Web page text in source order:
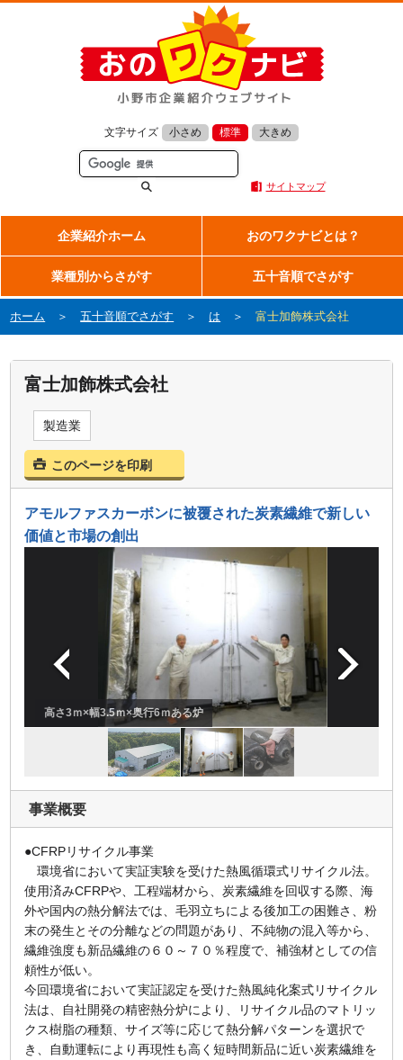
文字サイズ 小さめ 標準 大きめ
サイトマップ
企業紹介ホーム おのワクナビとは？
業種別からさがす 五十音順でさがす
ホーム ＞五十音順でさがす ＞ は ＞富士加飾株式会社
富士加飾株式会社
製造業
このページを印刷
アモルファスカーボンに被覆された炭素繊維で新しい
価値と市場の創出
高さ3ｍ×幅3.5ｍ×奥行6ｍある炉
事業概要
●CFRPリサイクル事業
環境省において実証実験を受けた熱風循環式リサイクル法。
使用済みCFRPや、工程端材から、炭素繊維を回収する際、海
外や国内の熱分解法では、毛羽立ちによる後加工の困難さ、粉
末の発生とその分離などの問題があり、不純物の混入等から、
繊維強度も新品繊維の６０～７０％程度で、補強材としての信
頼性が低い。
今回環境省において実証認定を受けた熱風純化案式リサイクル
法は、自社開発の精密熱分炉により、リサイクル品のマトリッ
クス樹脂の種類、サイズ等に応じて熱分解パターンを選択で
き、自動運転により再現性も高く短時間新品に近い炭素繊維を